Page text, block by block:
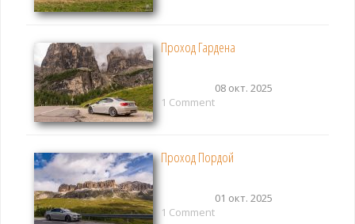
Проход Гардена
08 окт. 2025
1 Comment
Проход Пордой
01 окт. 2025
1 Comment